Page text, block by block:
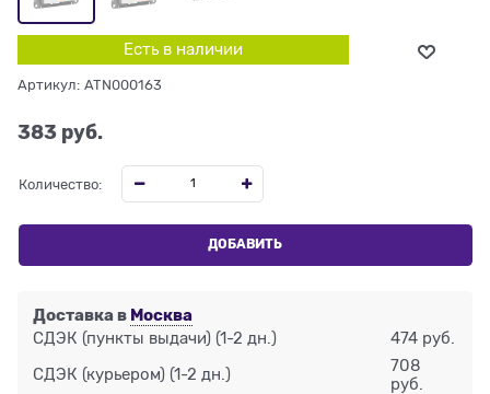
Есть в наличии
Артикул: ATN000163
383 руб.
Количество:
ДОБАВИТЬ
Доставка в Москва
СДЭК (пункты выдачи) (1-2 дн.) 474 руб.
СДЭК (курьером) (1-2 дн.)
708
руб.